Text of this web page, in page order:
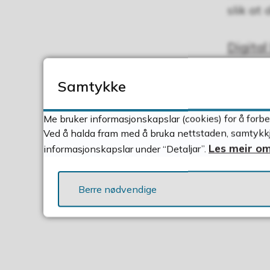
slik at
Digital
Det er
Lykke
Samtykke
Me bruker informasjonskapslar (cookies) for å
Ved å halda fram med å bruka nettstaden,
informasjonskapslar under “Detaljar”. Les meir
Berre nødvendige